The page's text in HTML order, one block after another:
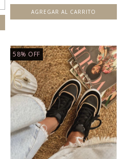
AGREGAR AL CARRITO
58% OFF